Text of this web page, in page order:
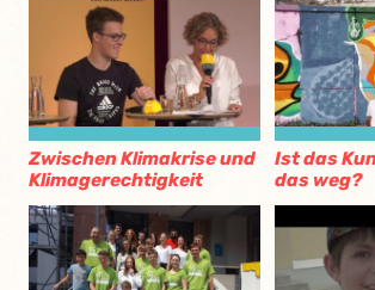
Zwischen Klimakrise und
Klimagerechtigkeit
Ist das
das weg?